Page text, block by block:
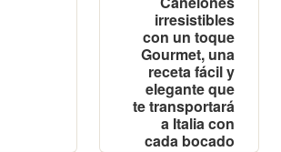
irresistibles
con un toque
Gourmet, una
receta fácil y
elegante que
te transportará
a Italia con
cada bocado